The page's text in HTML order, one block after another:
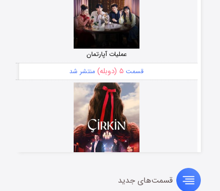
عملیات آپارتمان
قسمت ۵ (دوبله) منتشر شد
سریال زشتقسمت‌های جدید